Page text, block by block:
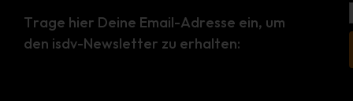
Trage hier Deine Email-Adresse ein, um
den isdv-Newsletter zu erhalten: